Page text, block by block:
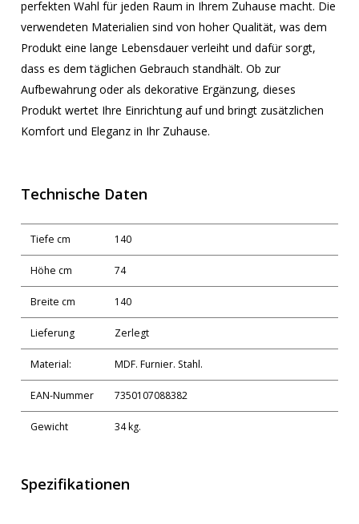
perfekten Wahl für jeden Raum in Ihrem Zuhause macht. Die
verwendeten Materialien sind von hoher Qualität, was dem
Produkt eine lange Lebensdauer verleiht und dafür sorgt,
dass es dem täglichen Gebrauch standhält. Ob zur
Aufbewahrung oder als dekorative Ergänzung, dieses
Produkt wertet Ihre Einrichtung auf und bringt zusätzlichen
Komfort und Eleganz in Ihr Zuhause.
Technische Daten
Tiefe cm 140
Höhe cm 74
Breite cm 140
Lieferung Zerlegt
Material: MDF. Furnier. Stahl.
EAN-Nummer 7350107088382
Gewicht 34 kg.
Spezifikationen